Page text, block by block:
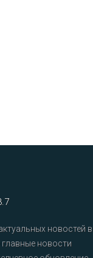
новостей в
главные новости